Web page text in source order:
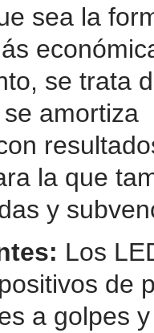
sea la
se trata
amortiza
la que
y
Los
de
a golpes y